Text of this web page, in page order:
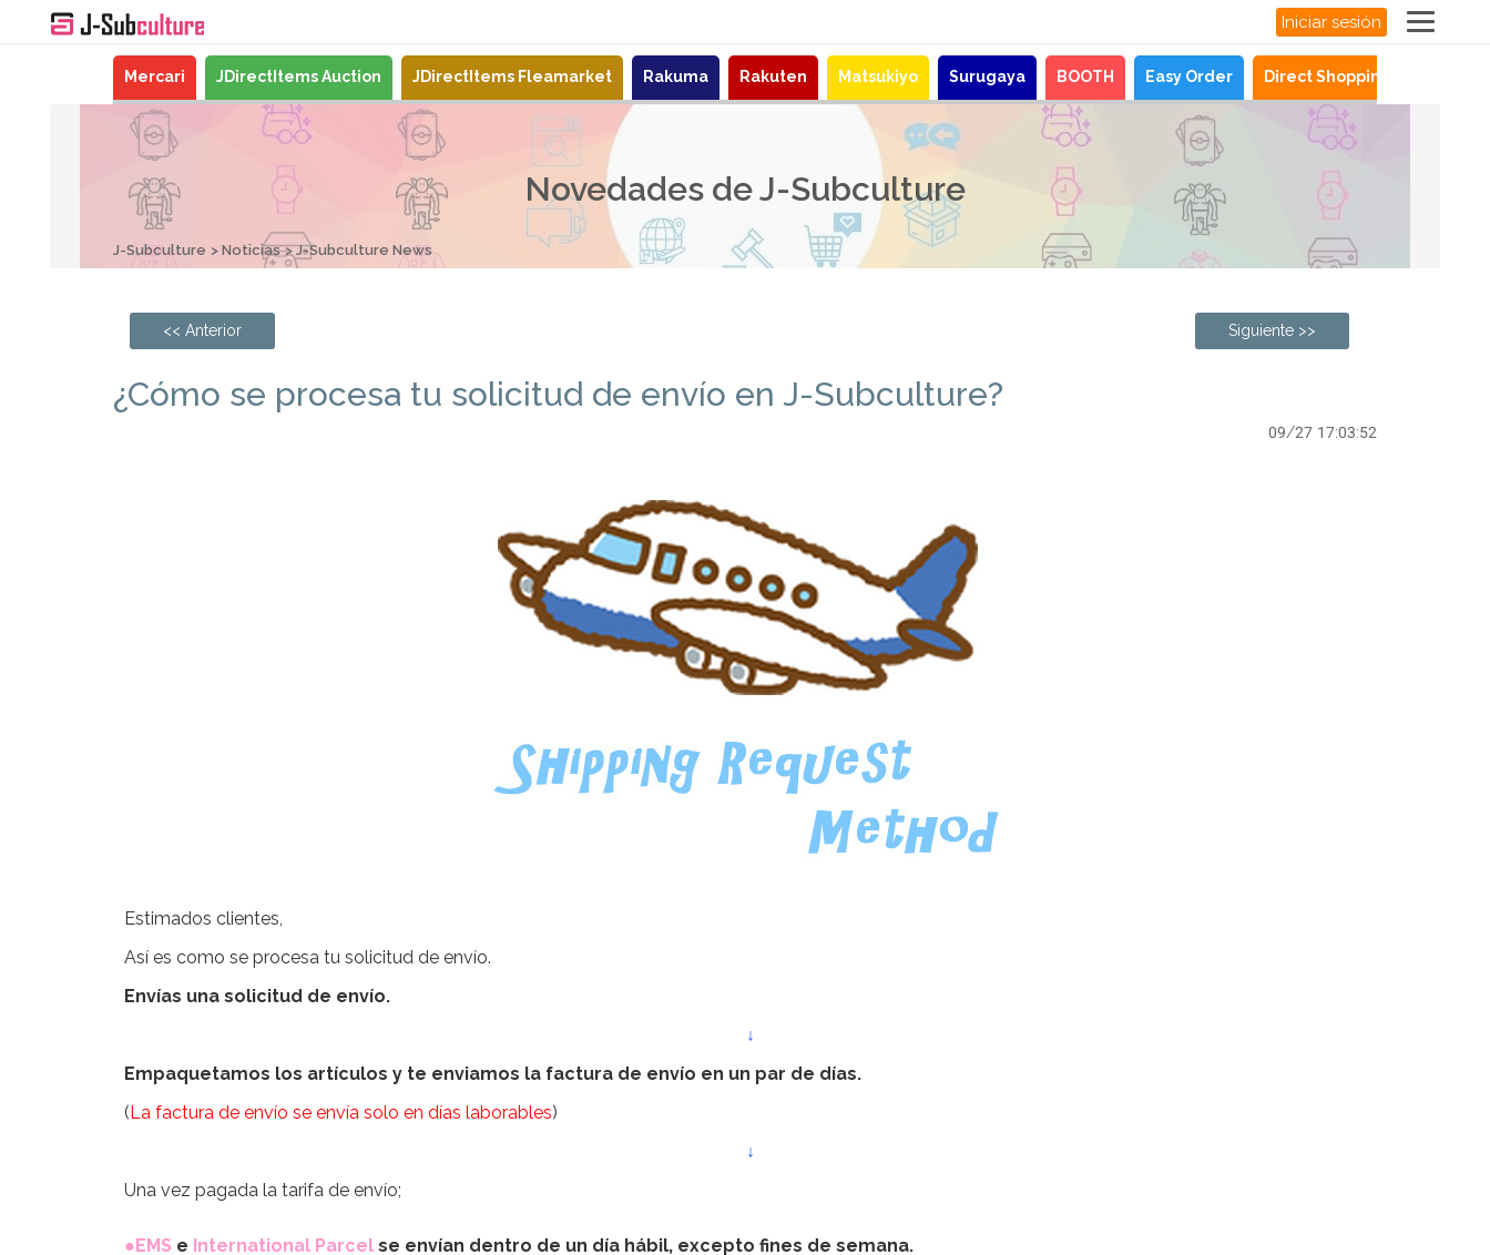
Iniciar sesión
Mercari JDirectItems Auction JDirectItems Fleamarket Rakuma Rakuten Matsukiyo Surugaya BOOTH Easy Order Direct Shopping
Novedades de J-Subculture
J-Subculture Noticias J-Subculture News
<< Anterior Siguiente >>
¿Cómo se procesa tu solicitud de envío en J-Subculture?
09/27 17:03:52
Estimados clientes,
Así es como se procesa tu solicitud de envío.
Envías una solicitud de envío.
↓
Empaquetamos los artículos y te enviamos la factura de envío en un par de días.
(La factura de envío se envía solo en días laborables)
↓
Una vez pagada la tarifa de envío;
●EMS e International Parcel se envían dentro de un día hábil, excepto fines de semana.